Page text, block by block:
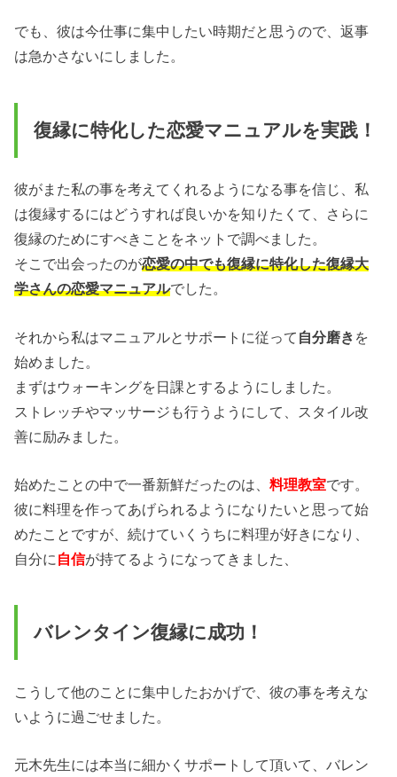
でも、彼は今仕事に集中したい時期だと思うので、返事
は急かさないにしました。
復縁に特化した恋愛マニュアルを実践！
彼がまた私の事を考えてくれるようになる事を信じ、私
は復縁するにはどうすれば良いかを知りたくて、さらに
復縁のためにすべきことをネットで調べました。
そこで出会ったのが恋愛の中でも復縁に特化した復縁大
学さんの恋愛マニュアルでした。
それから私はマニュアルとサポートに従って 自分磨き を
始めました。
まずはウォーキングを日課とするようにしました。
ストレッチやマッサージも行うようにして、スタイル改
善に励みました。
始めたことの中で一番新鮮だったのは、料理教室です。
彼に料理を作ってあげられるようになりたいと思って始
めたことですが、続けていくうちに料理が好きになり、
自分に 自信が持てるようになってきました、
バレンタイン復縁に成功！
こうして他のことに集中したおかげで、彼の事を考えな
いように過ごせました。
元木先生には本当に細かくサポートして頂いて、バレン